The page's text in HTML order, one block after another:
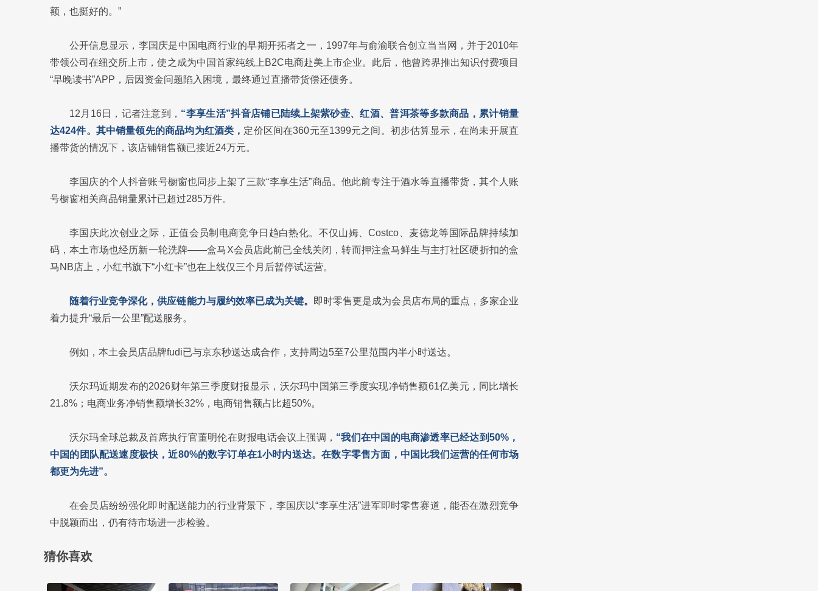
额，也挺好的。”
公开信息显示，李国庆是中国电商行业的早期开拓者之一，1997年与俞渝联合创立当当网，并于2010年
带领公司在纽交所上市，使之成为中国首家纯线上B2C电商赴美上市企业。此后，他曾跨界推出知识付费项目
“早晚读书”APP，后因资金问题陷入困境，最终通过直播带货偿还债务。
12月16日，记者注意到， “李享生活”抖音店铺已陆续上架紫砂壶、红酒、普洱茶等多款商品，累计销量
达424件。其中销量领先的商品均为红酒类， 定价区间在360元至1399元之间。初步估算显示，在尚未开展直
播带货的情况下，该店铺销售额已接近24万元。
李国庆的个人抖音账号橱窗也同步上架了三款“李享生活”商品。他此前专注于酒水等直播带货，其个人账
号橱窗相关商品销量累计已超过285万件。
李国庆此次创业之际，正值会员制电商竞争日趋白热化。不仅山姆、Costco、麦德龙等国际品牌持续加
码，本土市场也经历新一轮洗牌——盒马X会员店此前已全线关闭，转而押注盒马鲜生与主打社区硬折扣的盒
马NB店上，小红书旗下“小红卡”也在上线仅三个月后暂停试运营。
随着行业竞争深化，供应链能力与履约效率已成为关键。
即时零售更是成为会员店布局的重点，多家企业
着力提升“最后一公里”配送服务。
例如，本土会员店品牌fudi已与京东秒送达成合作，支持周边5至7公里范围内半小时送达。
沃尔玛近期发布的2026财年第三季度财报显示，沃尔玛中国第三季度实现净销售额61亿美元，同比增长
21.8%；电商业务净销售额增长32%，电商销售额占比超50%。
沃尔玛全球总裁及首席执行官董明伦在财报电话会议上强调， “我们在中国的电商渗透率已经达到50%，
中国的团队配送速度极快，近80%的数字订单在1小时内送达。在数字零售方面，中国比我们运营的任何市场
都更为先进”。
在会员店纷纷强化即时配送能力的行业背景下，李国庆以“李享生活”进军即时零售赛道，能否在激烈竞争
中脱颖而出，仍有待市场进一步检验。
猜你喜欢